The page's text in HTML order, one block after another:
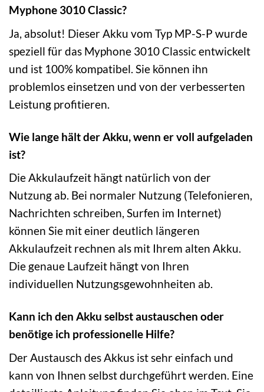
Myphone 3010 Classic?
Ja, absolut! Dieser Akku vom Typ MP-S-P wurde
speziell für das Myphone 3010 Classic entwickelt
und ist 100% kompatibel. Sie können ihn
problemlos einsetzen und von der verbesserten
Leistung profitieren.
Wie lange hält der Akku, wenn er voll aufgeladen
ist?
Die Akkulaufzeit hängt natürlich von der
Nutzung ab. Bei normaler Nutzung (Telefonieren,
Nachrichten schreiben, Surfen im Internet)
können Sie mit einer deutlich längeren
Akkulaufzeit rechnen als mit Ihrem alten Akku.
Die genaue Laufzeit hängt von Ihren
individuellen Nutzungsgewohnheiten ab.
Kann ich den Akku selbst austauschen oder
benötige ich professionelle Hilfe?
Der Austausch des Akkus ist sehr einfach und
kann von Ihnen selbst durchgeführt werden. Eine